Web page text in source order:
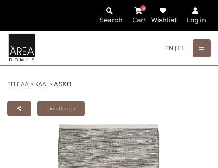
Search Cart
0
Wishlist Log in
EN | EL
ΕΠΙΠΛΑ > ΧΑΛΙ > ASKO
Linie Design